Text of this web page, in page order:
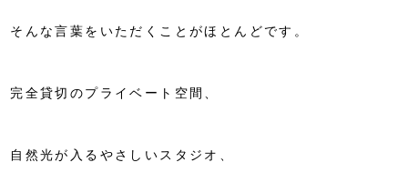
そんな言葉をいただくことがほとんどです。
完全貸切のプライベート空間
自然光が入るやさしいスタジオ